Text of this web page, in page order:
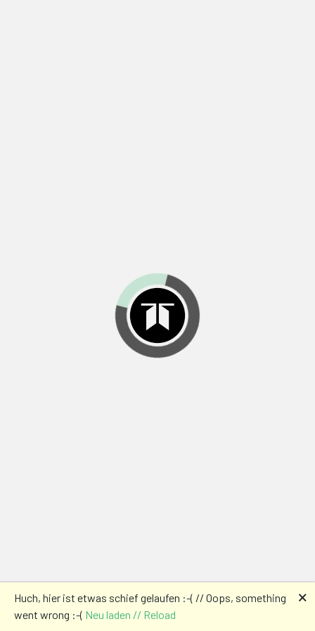
Huch, hier ist etwas schief gelaufen :-( // Oops, something
went wrong :-( Neu laden // Reload
🗙